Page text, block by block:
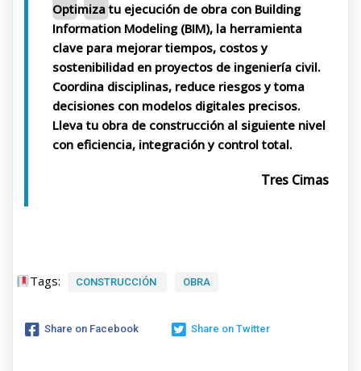
Optimiza tu ejecución de obra con Building
Information Modeling (BIM), la herramienta
clave para mejorar tiempos, costos y
sostenibilidad en proyectos de ingeniería civil.
Coordina disciplinas, reduce riesgos y toma
decisiones con modelos digitales precisos.
Lleva tu obra de construcción al siguiente nivel
con eficiencia, integración y control total.
Tres Cimas
Tags: CONSTRUCCIÓN OBRA
Share on Facebook Share on Twitter